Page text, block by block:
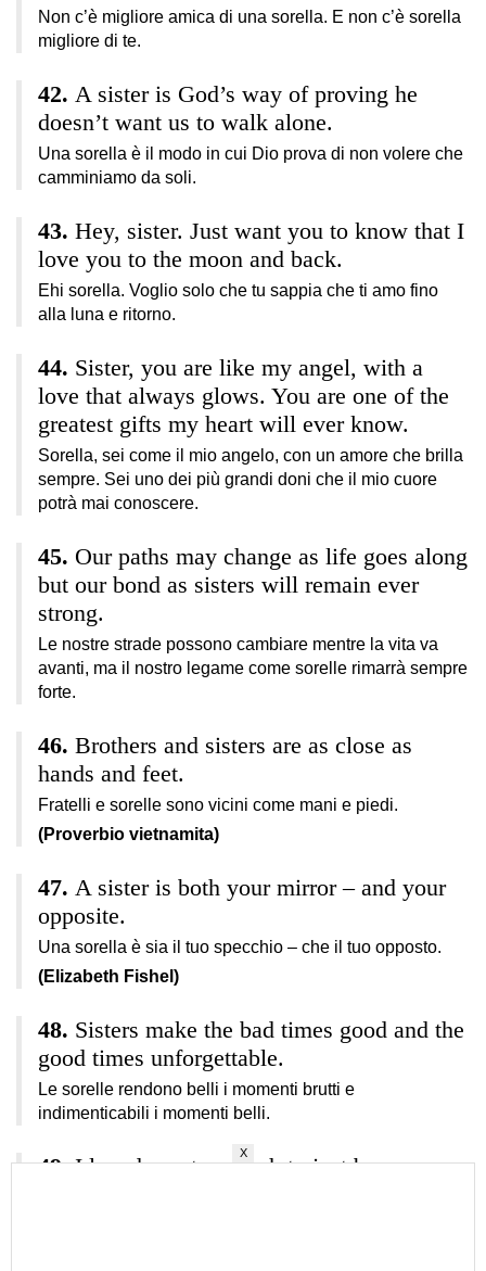
Non c’è migliore amica di una sorella. E non c’è sorella
migliore di te.
A sister is God’s way of proving he
doesn’t want us to walk alone.
Una sorella è il modo in cui Dio prova di non volere che
camminiamo da soli.
Hey, sister. Just want you to know that I
love you to the moon and back.
Ehi sorella. Voglio solo che tu sappia che ti amo fino
alla luna e ritorno.
Sister, you are like my angel, with a
love that always glows. You are one of the
greatest gifts my heart will ever know.
Sorella, sei come il mio angelo, con un amore che brilla
sempre. Sei uno dei più grandi doni che il mio cuore
potrà mai conoscere.
Our paths may change as life goes along
but our bond as sisters will remain ever
strong.
Le nostre strade possono cambiare mentre la vita va
avanti, ma il nostro legame come sorelle rimarrà sempre
forte.
Brothers and sisters are as close as
hands and feet.
Fratelli e sorelle sono vicini come mani e piedi.
(Proverbio vietnamita)
A sister is both your mirror – and your
opposite.
Una sorella è sia il tuo specchio – che il tuo opposto.
(Elizabeth Fishel)
Sisters make the bad times good and the
good times unforgettable.
Le sorelle rendono belli i momenti brutti e
indimenticabili i momenti belli.
I loved you too much to just be your
X